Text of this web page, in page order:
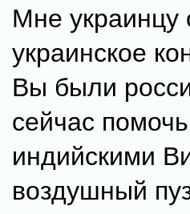
Мне украинцу
украинское
Вы были
сейчас
индийскими
воздушный